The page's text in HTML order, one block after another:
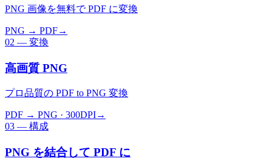
PNG 画像を無料で PDF に変換
PNG → PDF→
02 — 変換
高画質 PNG
プロ品質の PDF to PNG 変換
PDF → PNG · 300DPI→
03 — 構成
PNG を結合して PDF に